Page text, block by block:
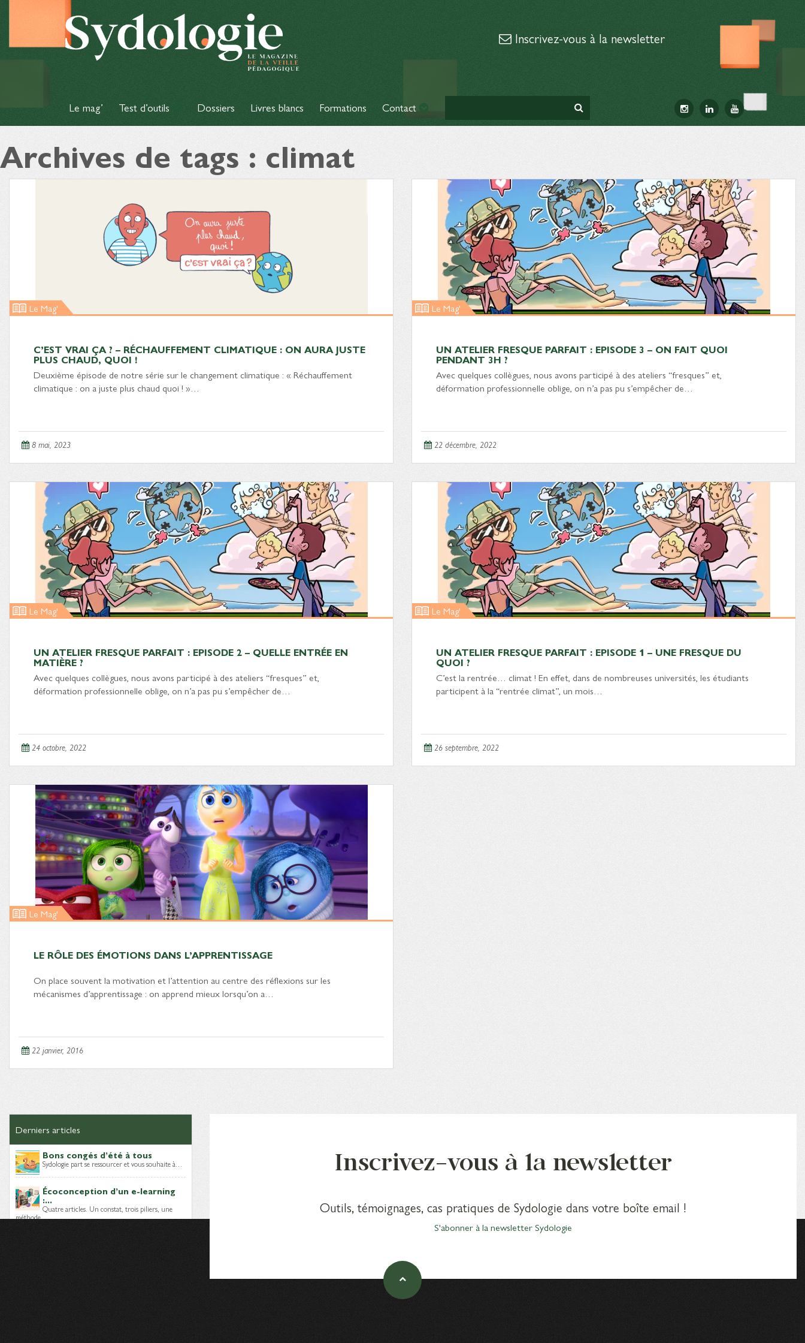
Inscrivez-vous à la newsletter
Le mag’ Test d’outils Dossiers Livres blancs Formations Contact
Archives de tags : climat
Le Mag'
C’EST VRAI ÇA ? – RÉCHAUFFEMENT CLIMATIQUE : ON AURA JUSTE
PLUS CHAUD, QUOI !
Deuxième épisode de notre série sur le changement climatique : « Réchauffement
climatique : on a juste plus chaud quoi ! »…
8 mai, 2023
Le Mag'
UN ATELIER FRESQUE PARFAIT : EPISODE 3 – ON FAIT QUOI
PENDANT 3H ?
Avec quelques collègues, nous avons participé à des ateliers “fresques” et,
déformation professionnelle oblige, on n’a pas pu s’empêcher de…
22 décembre, 2022
Le Mag'
UN ATELIER FRESQUE PARFAIT : EPISODE 2 – QUELLE ENTRÉE EN
MATIÈRE ?
Avec quelques collègues, nous avons participé à des ateliers “fresques” et,
déformation professionnelle oblige, on n’a pas pu s’empêcher de…
24 octobre, 2022
Le Mag'
UN ATELIER FRESQUE PARFAIT : EPISODE 1 – UNE FRESQUE DU
QUOI ?
C’est la rentrée… climat ! En effet, dans de nombreuses universités, les étudiants
participent à la “rentrée climat”, un mois…
26 septembre, 2022
Le Mag'
LE RÔLE DES ÉMOTIONS DANS L’APPRENTISSAGE
On place souvent la motivation et l’attention au centre des réflexions sur les
mécanismes d’apprentissage : on apprend mieux lorsqu’on a…
22 janvier, 2016
Derniers articles
Bons congés d’été à tous
Sydologie part se ressourcer et vous souhaite à…
Écoconception d’un e-learning
:...
Quatre articles. Un constat, trois piliers, une
méthode…
Inscrivez-vous à la newsletter
Outils, témoignages, cas pratiques de Sydologie dans votre boîte email !
S'abonner à la newsletter Sydologie